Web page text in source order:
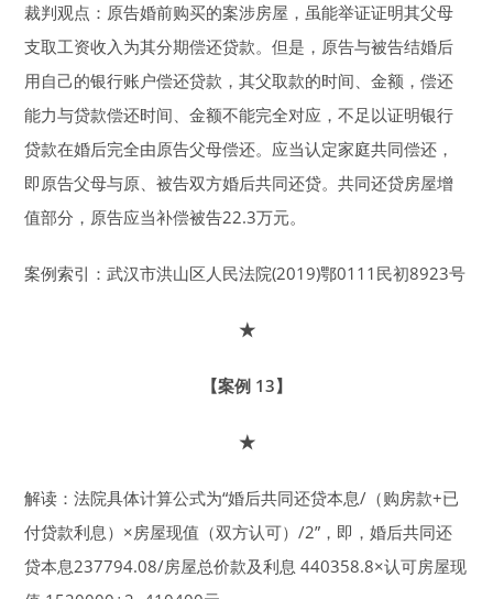
裁判观点：原告婚前购买的案涉房屋，虽能举证证明其父母
支取工资收入为其分期偿还贷款。但是，原告与被告结婚后
用自己的银行账户偿还贷款，其父取款的时间、金额，偿还
能力与贷款偿还时间、金额不能完全对应，不足以证明银行
贷款在婚后完全由原告父母偿还。应当认定家庭共同偿还，
即原告父母与原、被告双方婚后共同还贷。共同还贷房屋增
值部分，原告应当补偿被告22.3万元。
案例索引：武汉市洪山区人民法院(2019)鄂0111民初8923号
★
【案例 13】
★
解读：法院具体计算公式为“婚后共同还贷本息/（购房款+已
付贷款利息）×房屋现值（双方认可）/2”，即，婚后共同还
贷本息237794.08/房屋总价款及利息 440358.8×认可房屋现